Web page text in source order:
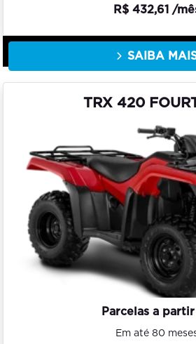
R$ 432,61 /
SAIBA
TRX 420
Parcelas a
Em até 80